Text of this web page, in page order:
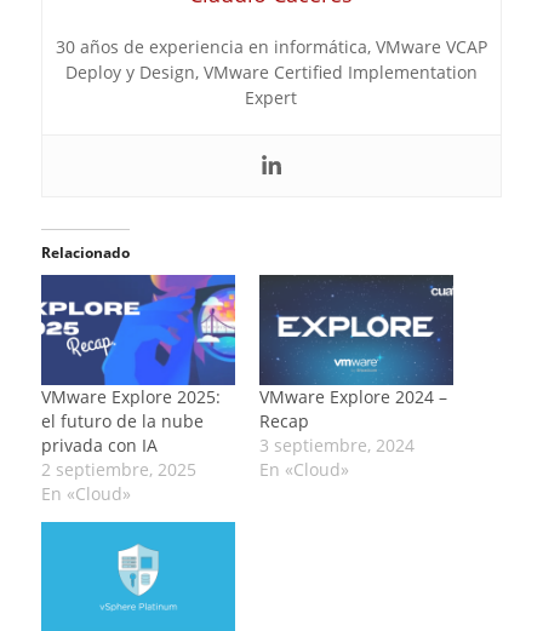
30 años de experiencia en informática, VMware VCAP
Deploy y Design, VMware Certified Implementation
Expert
Relacionado
VMware Explore 2025:
el futuro de la nube
privada con IA
2 septiembre, 2025
En «Cloud»
VMware Explore 2024 –
Recap
3 septiembre, 2024
En «Cloud»